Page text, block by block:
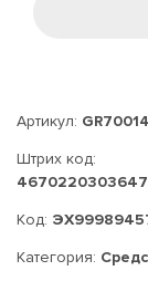
Артикул: GR70014
Штрих код:
4670220303647
Код:
Категория: